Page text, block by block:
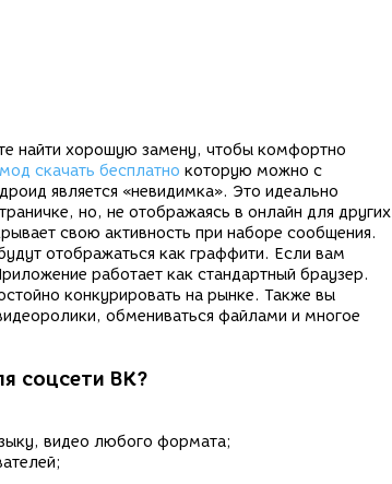
найти хорошую замену, чтобы комфортно
скачать бесплатно которую можно с
является «невидимка». Это идеально
но, не отображаясь в онлайн для других
свою активность при наборе сообщения.
отображаться как граффити. Если вам
работает как стандартный браузер.
конкурировать на рынке. Также вы
обмениваться файлами и многое
соцсети ВК?
видео любого формата;